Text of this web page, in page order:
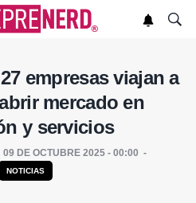
empresas viajan a
mercado en
y servicios
09 DE OCTUBRE 2025 - 00:00
NOTICIAS